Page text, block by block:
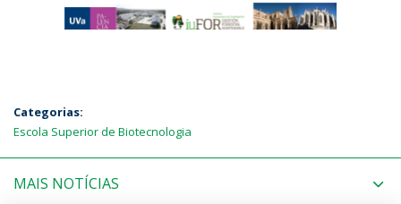
Categorias:
Escola Superior de Biotecnologia
MAIS NOTÍCIAS